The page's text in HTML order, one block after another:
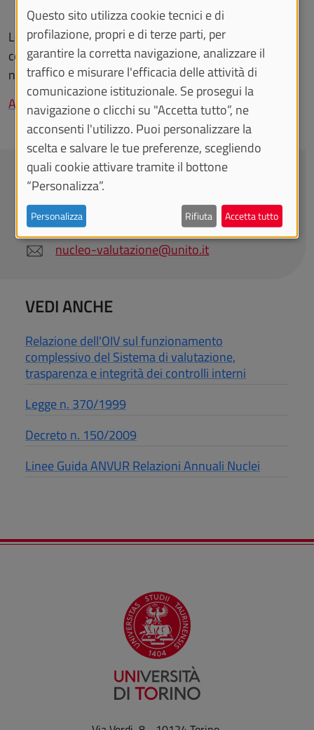
Le relazioni degli anni precedenti e sui bilanci
consuntivi degli esercizi precedenti sono disponibili
nella pagina:
Archivio relazioni annuali
CONTATTACI
Sezione Valutazione e Assicurazione Qualità
nucleo-valutazione@unito.it
VEDI ANCHE
Relazione dell'OIV sul funzionamento
complessivo del Sistema di valutazione,
trasparenza e integrità dei controlli interni
Legge n. 370/1999
Decreto n. 150/2009
Linee Guida ANVUR Relazioni Annuali Nuclei
Questo sito utilizza cookie tecnici e di
profilazione, propri e di terze parti, per
garantire la corretta navigazione, analizzare il
traffico e misurare l'efficacia delle attività di
comunicazione istituzionale. Se prosegui la
navigazione o clicchi su "Accetta tutto”, ne
acconsenti l'utilizzo. Puoi personalizzare la
scelta e salvare le tue preferenze, scegliendo
quali cookie attivare tramite il bottone
“Personalizza”.
Personalizza Rifiuta Accetta tutto